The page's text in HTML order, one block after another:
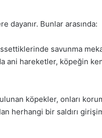
dayanır. Bunlar arasında:
savunma
ani hareketler, köpeğin
köpekler, onları
herhangi bir saldırı